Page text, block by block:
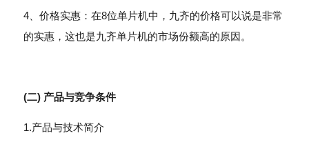
4、价格实惠：在8位单片机中，九齐的价格可以说是非常
的实惠，这也是九齐单片机的市场份额高的原因。
(二) 产品与竞争条件
1.产品与技术简介